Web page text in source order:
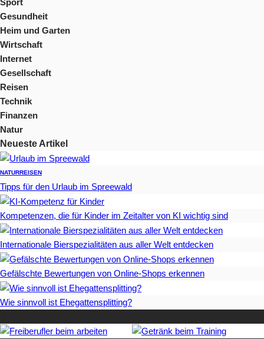
Gesundheit
Heim und Garten
Wirtschaft
Internet
Gesellschaft
Reisen
Technik
Finanzen
Natur
Neueste Artikel
NATURREISEN
Tipps für den Urlaub im Spreewald
Kompetenzen, die für Kinder im Zeitalter von KI wichtig sind
Internationale Bierspezialitäten aus aller Welt entdecken
Gefälschte Bewertungen von Online-Shops erkennen
Wie sinnvoll ist Ehegattensplitting?